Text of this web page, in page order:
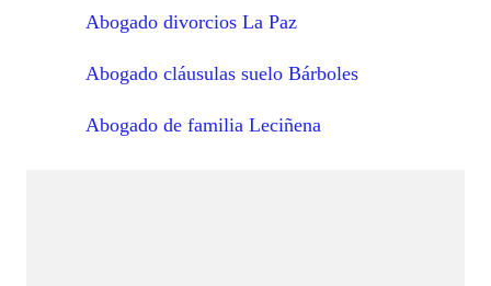
Abogado divorcios La Paz
Abogado cláusulas suelo Bárboles
Abogado de familia Leciñena